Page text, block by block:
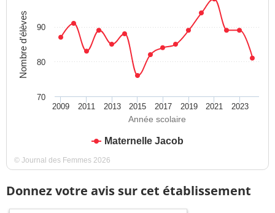
Année scolaire
Nombre d'élèves
Maternelle Jacob
2009 2011 2013 2015 2017 2019 2021 2023
70
80
90
© Journal des Femmes 2026
Donnez votre avis sur cet établissement